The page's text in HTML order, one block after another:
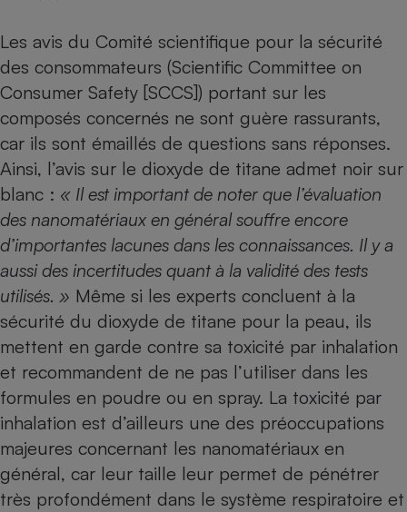
Les avis du Comité scientifique pour la sécurité
des consommateurs (Scientific Committee on
Consumer Safety [SCCS]) portant sur les
composés concernés ne sont guère rassurants,
car ils sont émaillés de questions sans réponses.
Ainsi, l’avis sur le dioxyde de titane admet noir sur
blanc : « Il est important de noter que l’évaluation
des nanomatériaux en général souffre encore
d’importantes lacunes dans les connaissances. Il y a
aussi des incertitudes quant à la validité des tests
utilisés. » Même si les experts concluent à la
sécurité du dioxyde de titane pour la peau, ils
mettent en garde contre sa toxicité par inhalation
et recommandent de ne pas l’utiliser dans les
formules en poudre ou en spray. La toxicité par
inhalation est d’ailleurs une des préoccupations
majeures concernant les nanomatériaux en
général, car leur taille leur permet de pénétrer
très profondément dans le système respiratoire et